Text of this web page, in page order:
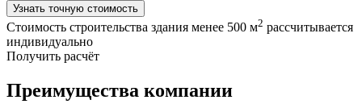
Узнать точную стоимость
Стоимость строительства здания менее 500 м2 рассчитывается
индивидуально
Получить расчёт
Преимущества компании